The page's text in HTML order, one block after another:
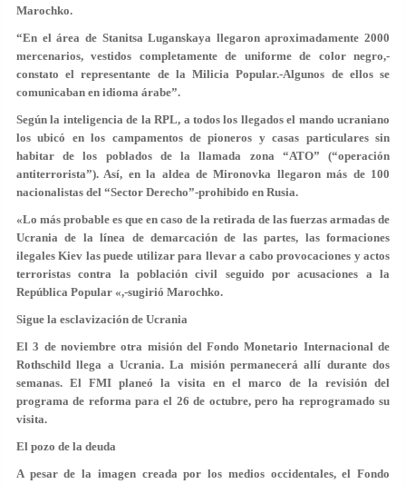
Marochko.
“En el área de Stanitsa Luganskaya llegaron aproximadamente 2000
mercenarios, vestidos completamente de uniforme de color negro,-
constato el representante de la Milicia Popular.-Algunos de ellos se
comunicaban en idioma árabe”.
Según la inteligencia de la RPL, a todos los llegados el mando ucraniano
los ubicó en los campamentos de pioneros y casas particulares sin
habitar de los poblados de la llamada zona “ATO” (“operación
antiterrorista”). Así, en la aldea de Mironovka llegaron más de 100
nacionalistas del “Sector Derecho”-prohibido en Rusia.
«Lo más probable es que en caso de la retirada de las fuerzas armadas de
Ucrania de la línea de demarcación de las partes, las formaciones
ilegales Kiev las puede utilizar para llevar a cabo provocaciones y actos
terroristas contra la población civil seguido por acusaciones a la
República Popular «,-sugirió Marochko.
Sigue la esclavización de Ucrania
El 3 de noviembre otra misión del Fondo Monetario Internacional de
Rothschild llega a Ucrania. La misión permanecerá allí durante dos
semanas. El FMI planeó la visita en el marco de la revisión del
programa de reforma para el 26 de octubre, pero ha reprogramado su
visita.
El pozo de la deuda
A pesar de la imagen creada por los medios occidentales, el Fondo